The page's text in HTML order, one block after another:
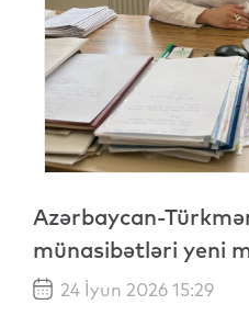
Azərbaycan-
münasibətləri yeni
24 İyun 2026 15:29